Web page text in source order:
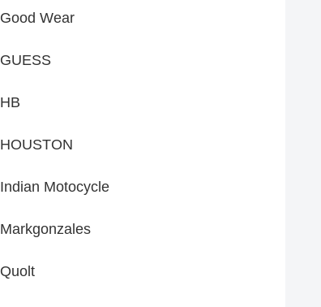
Good Wear
GUESS
HB
HOUSTON
Indian Motocycle
Markgonzales
Quolt